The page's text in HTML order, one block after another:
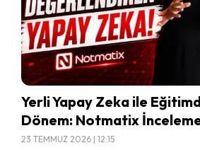
Yerli Yapay Zeka ile
Dönem: Notmatix
23 TEMMUZ 2026 | 12:15